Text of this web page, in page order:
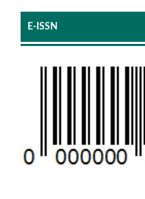
E-ISSN